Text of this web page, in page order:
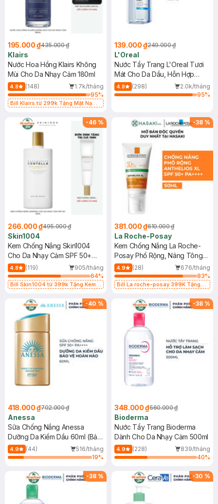
195.000 ₫435.000 ₫
Klairs
Nước Hoa Hồng Klairs Không
Mùi Cho Da Nhạy Cảm 180ml
4.8 (148)
1.7k/tháng
95%
Bill Klairs từ 299k Tặng Mặt Nạ
25ml (SL Có Hạn)
139.000 ₫249.000 ₫
L'Oreal
Nước Tẩy Trang L'Oreal Tươi
Mát Cho Da Dầu, Hỗn Hợp
400ml
4.8 (298)
2.0k/tháng
95%
-46 %
266.000 ₫495.000 ₫
Skin1004
Kem Chống Nắng Skin1004
Cho Da Nhạy Cảm SPF 50+
50ml
4.8 (119)
905/tháng
64%
Bill Skin1004 từ 399k Tặng Kem
SPF 50+ 20ml (SL Có Hạn)
-38 %
381.000 ₫610.000 ₫
La Roche-Posay
Kem Chống Nắng La Roche-
Posay Phổ Rộng, Nâng Tông
Kiềm Dầu 50ml
4.9 (28)
676/tháng
83%
Bill La roche-posay 399K Tặng
(SL có hạn)
-40 %
418.000 ₫702.000 ₫
Anessa
Sữa Chống Nắng Anessa
Dưỡng Da Kiềm Dầu 60ml (Bản
Mới)
4.9 (44)
516/tháng
19%
-38 %
348.000 ₫560.000 ₫
Bioderma
Nước Tẩy Trang Bioderma
Dành Cho Da Nhạy Cảm 500ml
4.9 (228)
839/tháng
40%
-38 % -30 %